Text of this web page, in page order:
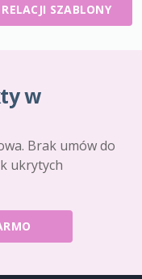
SZABLONY
w
Brak umów do
ukrytych